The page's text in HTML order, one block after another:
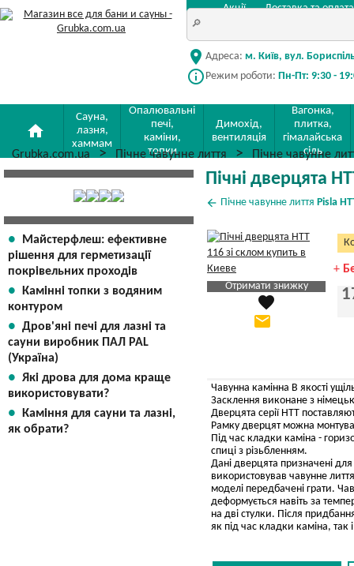
Акції Доставка та оплата
location_on Адреса: м. Київ, вул.
info_outline Режим роботи: Пн-Пт: 9:30 -
home
Сауна,
лазня,
хаммам
Опалювальні
печі,
каміни,
топки
Димохід,
вентиляція
Вагонка,
плитка,
гімалайська
сіль
Grubka.com.ua Пічне чавунне лиття Пічне чавунне
Майстерфлеш: ефективне
рішення для герметизації
покрівельних проходів
Камінні топки з водяним
контуром
Дров'яні печі для лазні та
сауни виробник ПАЛ PAL
(Україна)
Які дрова для дома краще
використовувати?
Каміння для сауни та лазні,
як обрати?
Пічні дверцята
arrow_back Пічне чавунне лиття Pisla
Отримати знижку
Яка Ваша ціна
Вказати мою ціну
favorite
email
+
Чавунна камінна В якості
Засклення виконане з
Дверцята серії HTT
Рамку дверцят можна
Під час кладки каміна -
спиці з різьбленням.
Дані дверцята призначені
використовував чавунне
моделі передбачені грати.
деформується навіть за
на дві стулки. Після
як під час кладки каміна, так